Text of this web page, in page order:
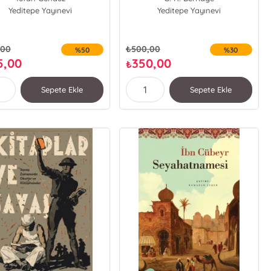
Yeditepe Yayınevi
%50
Sepete Ekle
Yeditepe Yayınevi
₺500,00
₺350,00
%30
Sepete Ekle